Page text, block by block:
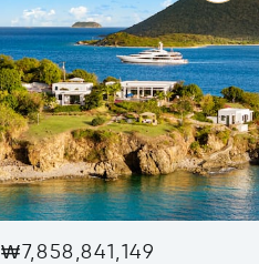
₩7,858,841,149